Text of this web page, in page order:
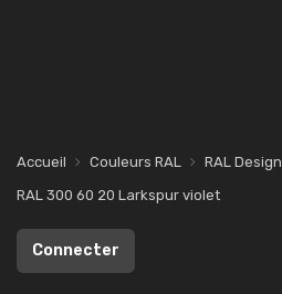
Accueil Couleurs RAL RAL Design
RAL 300 60 20 Larkspur violet
Connecter